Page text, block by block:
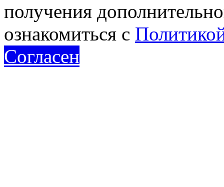
получения
ознакомиться с
Согласен